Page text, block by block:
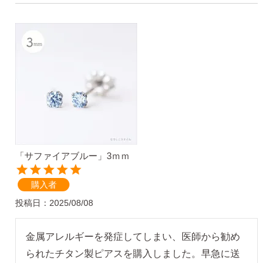
気になるキーワードで探す
#アイスカラー
「サファイアブルー」3ｍｍ
購入者
投稿日
2025/08/08
金属アレルギーを発症してしまい、医師から勧め
られたチタン製ピアスを購入しました。早急に送